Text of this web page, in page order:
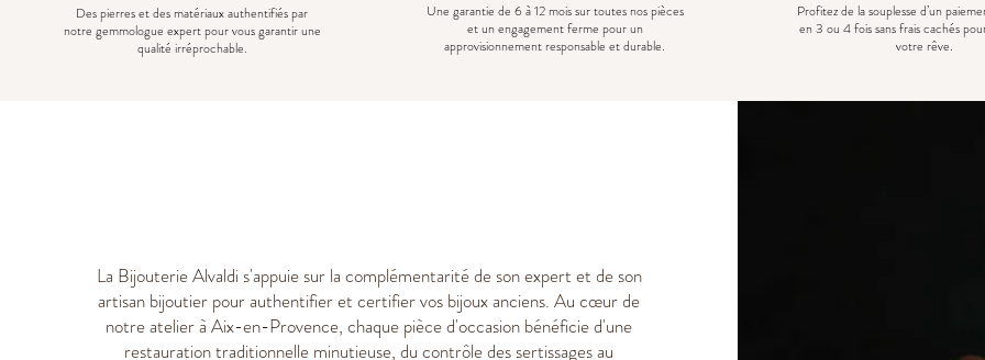
Des pierres et des matériaux authentifiés par
notre gemmologue expert pour vous garantir une
qualité irréprochable.
Une garantie de 6 à 12 mois sur toutes nos pièces
et un engagement ferme pour un
approvisionnement responsable et durable.
Profitez de la souplesse d’un
en 3 ou 4 fois sans frais cachés
votre rêve.
La Bijouterie Alvaldi s'appuie sur la complémentarité de son expert et de son
artisan bijoutier pour authentifier et certifier vos bijoux anciens. Au cœur de
notre atelier à Aix-en-Provence, chaque pièce d'occasion bénéficie d'une
restauration traditionnelle minutieuse, du contrôle des sertissages au